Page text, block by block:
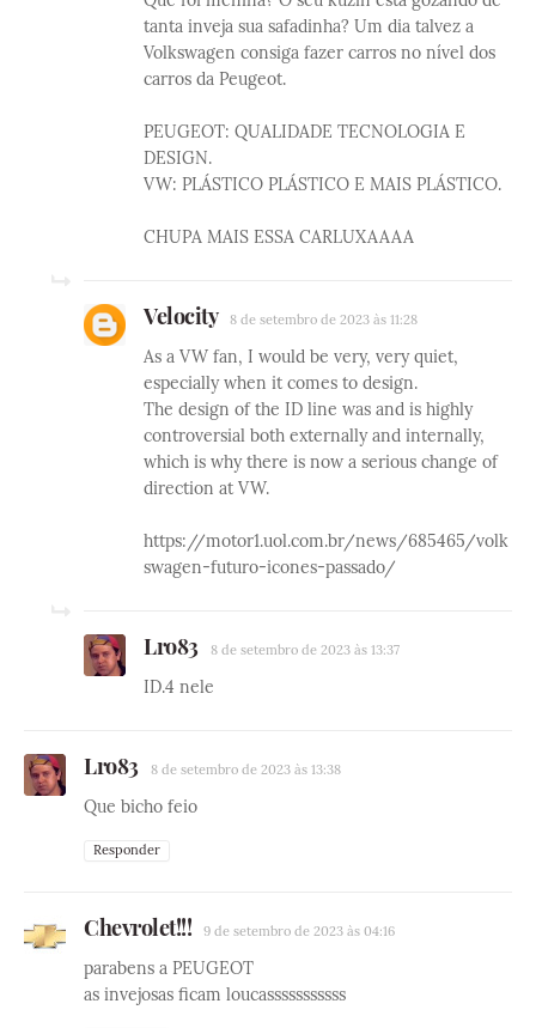
tanta inveja sua safadinha? Um dia talvez a
Volkswagen consiga fazer carros no nível dos
carros da Peugeot.
PEUGEOT: QUALIDADE TECNOLOGIA E
DESIGN.
VW: PLÁSTICO PLÁSTICO E MAIS PLÁSTICO.
CHUPA MAIS ESSA CARLUXAAAA
Velocity 8 de setembro de 2023 às 11:28
As a VW fan, I would be very, very quiet,
especially when it comes to design.
The design of the ID line was and is highly
controversial both externally and internally,
which is why there is now a serious change of
direction at VW.
https://motor1.uol.com.br/news/685465/volk
swagen-futuro-icones-passado/
Lro83 8 de setembro de 2023 às 13:37
ID.4 nele
Lro83 8 de setembro de 2023 às 13:38
Que bicho feio
Responder
Chevrolet!!! 9 de setembro de 2023 às 04:16
parabens a PEUGEOT
as invejosas ficam loucasssssssssss